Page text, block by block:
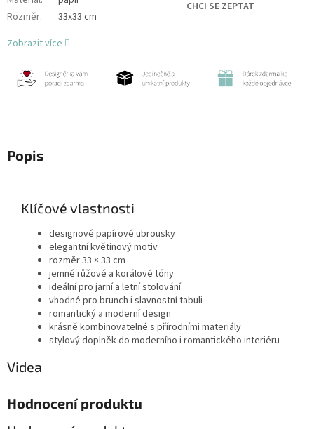
Rozměr: 33x33 cm
CHCI SE ZEPTAT
Zobrazit více
Popis
Klíčové vlastnosti
designové papírové ubrousky
elegantní květinový motiv
rozměr 33 × 33 cm
jemné růžové a korálové tóny
ideální pro jarní a letní stolování
vhodné pro brunch i slavnostní tabuli
romantický a moderní design
krásně kombinovatelné s přírodními materiály
stylový doplněk do moderního i romantického interiéru
Videa
Hodnocení produktu